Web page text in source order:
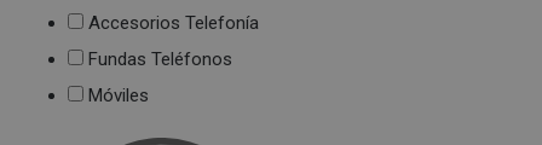
Accesorios Telefonía
Fundas Teléfonos
Móviles